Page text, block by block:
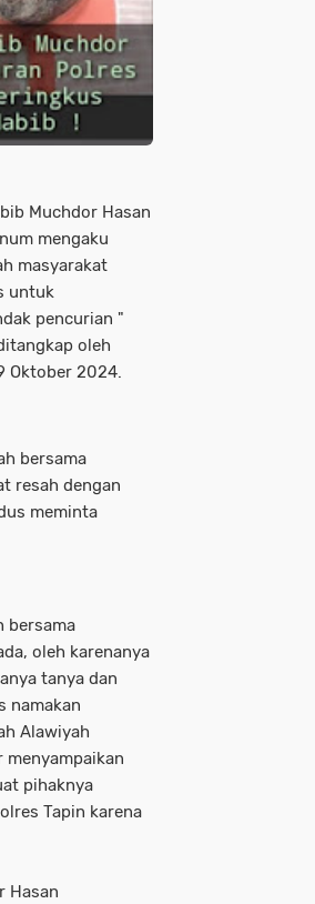
Muchdor Hasan
mengaku
masyarakat
untuk
pencurian "
oleh
Oktober 2024.
bersama
resah dengan
meminta
bersama
oleh karenanya
tanya dan
namakan
Alawiyah
menyampaikan
pihaknya
Tapin karena
Hasan